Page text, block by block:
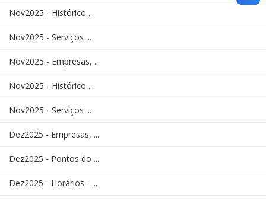
Nov2025 - Histórico ...
Nov2025 - Serviços ...
Nov2025 - Empresas, ...
Nov2025 - Histórico ...
Nov2025 - Serviços ...
Dez2025 - Empresas, ...
Dez2025 - Pontos do ...
Dez2025 - Horários - ...